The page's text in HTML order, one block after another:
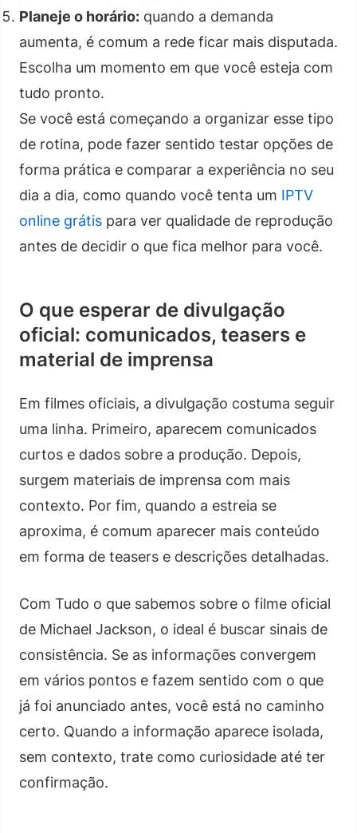
Planeje o horário: quando a demanda
aumenta, é comum a rede ficar mais disputada.
Escolha um momento em que você esteja com
tudo pronto.
Se você está começando a organizar esse tipo
de rotina, pode fazer sentido testar opções de
forma prática e comparar a experiência no seu
dia a dia, como quando você tenta um IPTV
online grátis para ver qualidade de reprodução
antes de decidir o que fica melhor para você.
O que esperar de divulgação
oficial: comunicados, teasers e
material de imprensa
Em filmes oficiais, a divulgação costuma seguir
uma linha. Primeiro, aparecem comunicados
curtos e dados sobre a produção. Depois,
surgem materiais de imprensa com mais
contexto. Por fim, quando a estreia se
aproxima, é comum aparecer mais conteúdo
em forma de teasers e descrições detalhadas.
Com Tudo o que sabemos sobre o filme oficial
de Michael Jackson, o ideal é buscar sinais de
consistência. Se as informações convergem
em vários pontos e fazem sentido com o que
já foi anunciado antes, você está no caminho
certo. Quando a informação aparece isolada,
sem contexto, trate como curiosidade até ter
confirmação.